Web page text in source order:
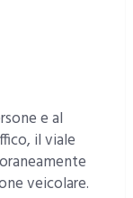
e al
il viale
veicolare.